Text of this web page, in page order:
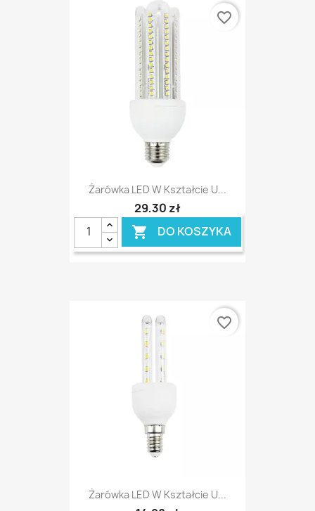
Żarówka LED W Kształcie U...
29,30 zł
 DO KOSZYKA
favorite_border
Żarówka LED W Kształcie U...
favorite_border